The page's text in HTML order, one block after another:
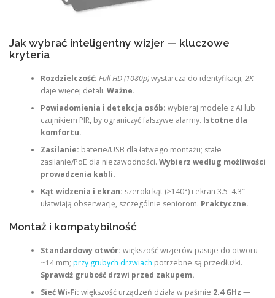
Jak wybrać inteligentny wizjer — kluczowe
kryteria
Rozdzielczość: Full HD (1080p)wystarcza do identyfikacji; 2K
daje więcej detali. Ważne.
Powiadomienia i detekcja osób: wybieraj modele z AI lub
czujnikiem PIR, by ograniczyć fałszywe alarmy. Istotne dla
komfortu.
Zasilanie: baterie/USB dla łatwego montażu; stałe
zasilanie/PoE dla niezawodności. Wybierz według możliwości
prowadzenia kabli.
Kąt widzenia i ekran: szeroki kąt (≥140°) i ekran 3.5–4.3″
ułatwiają obserwację, szczególnie seniorom. Praktyczne.
Montaż i kompatybilność
Standardowy otwór: większość wizjerów pasuje do otworu
~14 mm; przy grubych drzwiach potrzebne są przedłużki.
Sprawdź grubość drzwi przed zakupem.
Sieć Wi‑Fi: większość urządzeń działa w paśmie 2.4 GHz —